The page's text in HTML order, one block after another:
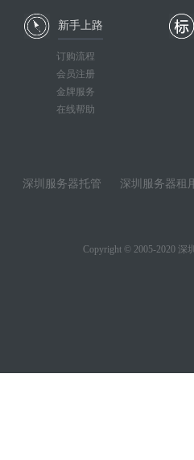
新手上路
订购流程
会员注册
金牌服务
在线帮助
深圳服务器托管 深圳服务器租
Copyright © 2005-2020